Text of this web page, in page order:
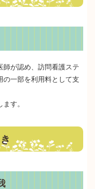
が認め、訪問看護ステ
一部を利用料として支
す。